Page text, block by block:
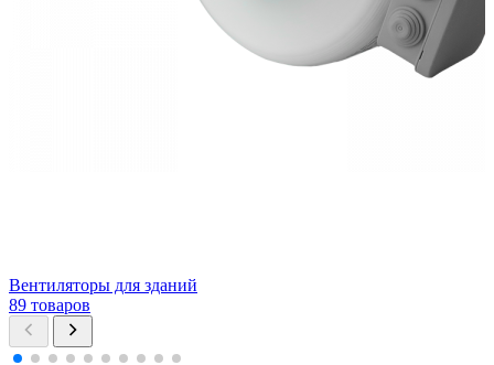
Вентиляторы для зданий
89 товаров